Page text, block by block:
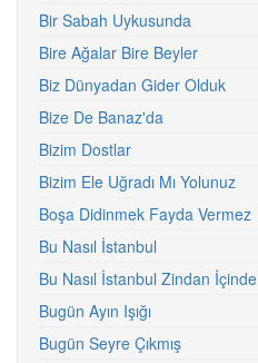
Bir Sabah Uykusunda
Bire Ağalar Bire Beyler
Biz Dünyadan Gider Olduk
Bize De Banaz'da
Bizim Dostlar
Bizim Ele Uğradı Mı Yolunuz
Boşa Didinmek Fayda Vermez
Bu Nasıl İstanbul
Bu Nasıl İstanbul Zindan İçinde
Bugün Ayın Işığı
Bugün Seyre Çıkmış